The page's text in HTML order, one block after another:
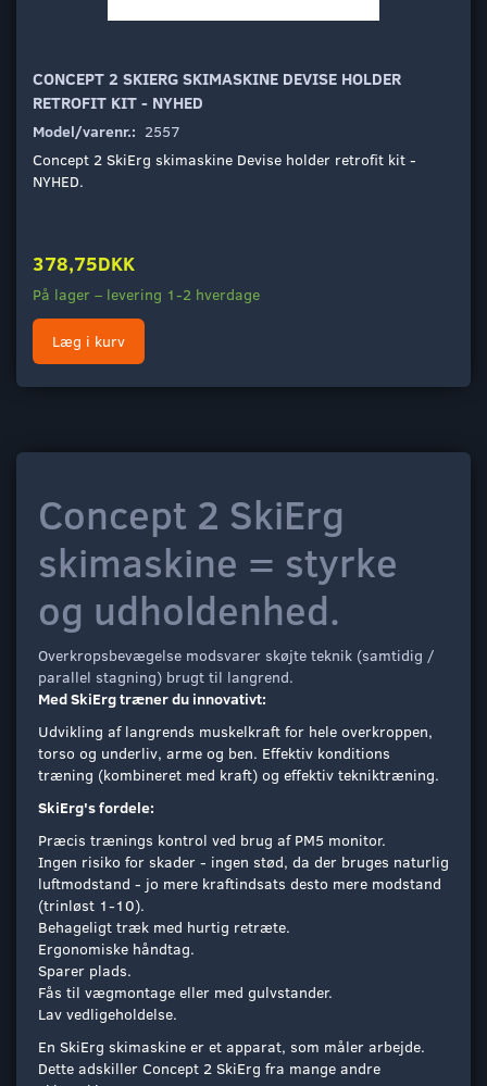
CONCEPT 2 SKIERG SKIMASKINE DEVISE HOLDER
RETROFIT KIT - NYHED
Model/varenr.: 2557
Concept 2 SkiErg skimaskine Devise holder retrofit kit -
NYHED.
378,75DKK
På lager – levering 1-2 hverdage
Læg i kurv
Concept 2 SkiErg
skimaskine = styrke
og udholdenhed.
Overkropsbevægelse modsvarer skøjte teknik (samtidig /
parallel stagning) brugt til langrend.
Med SkiErg træner du innovativt:
Udvikling af langrends muskelkraft for hele overkroppen,
torso og underliv, arme og ben. Effektiv konditions
træning (kombineret med kraft) og effektiv tekniktræning.
SkiErg's fordele:
Præcis trænings kontrol ved brug af PM5 monitor.
Ingen risiko for skader - ingen stød, da der bruges naturlig
luftmodstand - jo mere kraftindsats desto mere modstand
(trinløst 1-10).
Behageligt træk med hurtig retræte.
Ergonomiske håndtag.
Sparer plads.
Fås til vægmontage eller med gulvstander.
Lav vedligeholdelse.
En SkiErg skimaskine er et apparat, som måler arbejde.
Dette adskiller Concept 2 SkiErg fra mange andre